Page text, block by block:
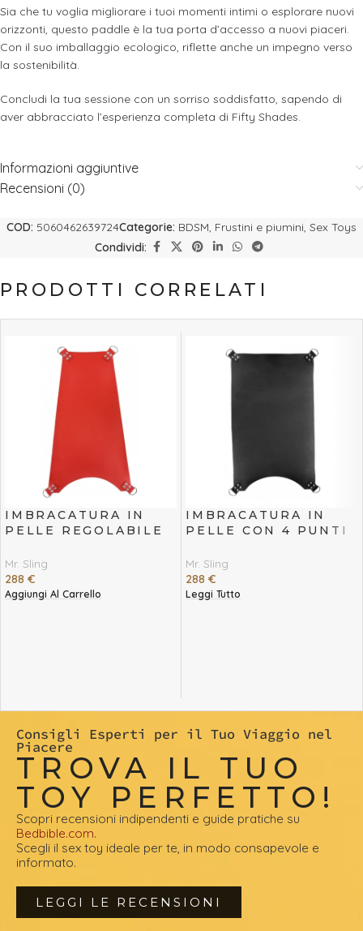
Sia che tu voglia migliorare i tuoi momenti intimi o esplorare nuovi
orizzonti, questo paddle è la tua porta d’accesso a nuovi piaceri.
Con il suo imballaggio ecologico, riflette anche un impegno verso
la sostenibilità.
Concludi la tua sessione con un sorriso soddisfatto, sapendo di
aver abbracciato l’esperienza completa di Fifty Shades.
Informazioni aggiuntive
Recensioni (0)
COD: 5060462639724Categorie: BDSM, Frustini e piumini, Sex Toys
Condividi:
PRODOTTI CORRELATI
IMBRACATURA IN
PELLE REGOLABILE
ROSSA
Mr. Sling
288 €
Aggiungi Al Carrello
IMBRACATURA IN
PELLE CON 4 PUNTI
Mr. Sling
288 €
Leggi Tutto
Consigli Esperti per il Tuo Viaggio nel
Piacere
TROVA IL TUO
TOY PERFETTO!
Scopri recensioni indipendenti e guide pratiche su
Bedbible.com.
Scegli il sex toy ideale per te, in modo consapevole e
informato.
LEGGI LE RECENSIONI